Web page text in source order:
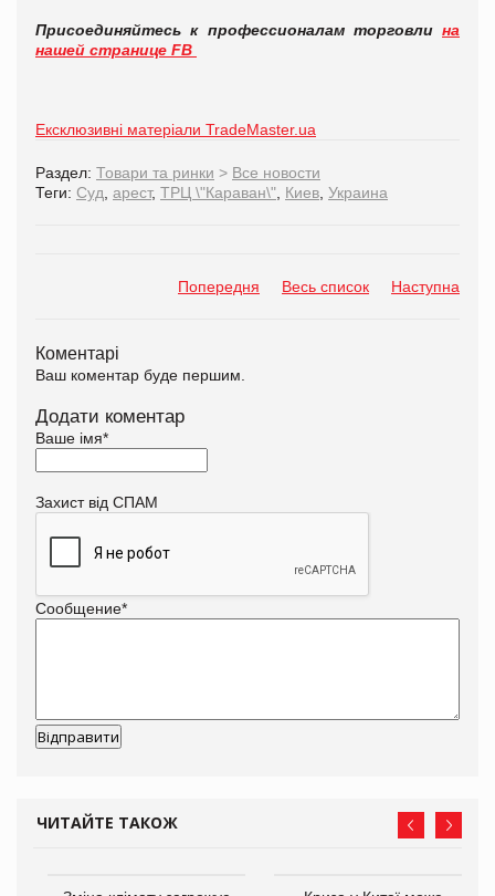
Присоединяйтесь к профессионалам торговли на
нашей странице FB
Ексклюзивні матеріали TradeMaster.ua
Раздел: Товари та ринки > Все новости
Теги: Суд арест, ТРЦ \"Караван\" Киев Украина
Попередня Весь список Наступна
Коментарі
Ваш коментар буде першим.
Додати коментар
Ваше імя*
Захист від СПАМ
Сообщение*
ЧИТАЙТЕ ТАКОЖ